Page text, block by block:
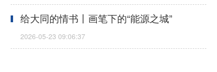
给大同的情书丨画笔下的“能源之城”